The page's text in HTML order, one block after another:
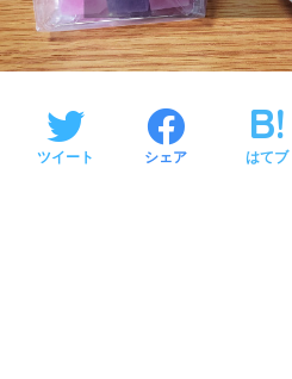
ツイート シェア はてブ